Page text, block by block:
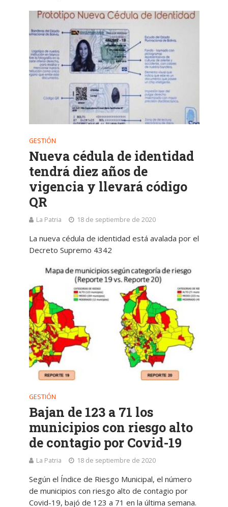
GESTIÓN
Nueva cédula de identidad
tendrá diez años de
vigencia y llevará código
QR
La Patria 18 de septiembre de 2020
La nueva cédula de identidad está avalada por el
Decreto Supremo 4342
GESTIÓN
Bajan de 123 a 71 los
municipios con riesgo alto
de contagio por Covid-19
La Patria 18 de septiembre de 2020
Según el Índice de Riesgo Municipal, el número
de municipios con riesgo alto de contagio por
Covid-19, bajó de 123 a 71 en la última semana.